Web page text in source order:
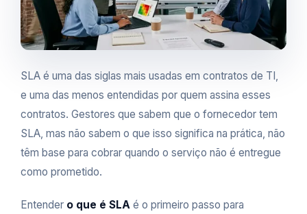
SLA é uma das siglas mais usadas em contratos de TI,
e uma das menos entendidas por quem assina esses
contratos. Gestores que sabem que o fornecedor tem
SLA, mas não sabem o que isso significa na prática, não
têm base para cobrar quando o serviço não é entregue
como prometido.
Entender o que é SLA é o primeiro passo para